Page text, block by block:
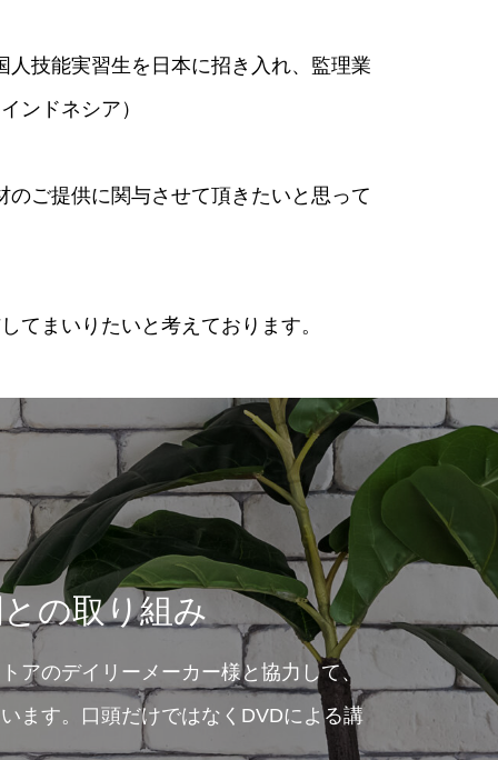
技能実習生を日本に招き入れ、監理業
ンドネシア）
ご提供に関与させて頂きたいと思って
てまいりたいと考えております。
の取り組み
アのデイリーメーカー様と協力して、
ます。口頭だけではなくDVDによる講